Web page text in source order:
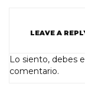
LEAVE A
Lo siento, debes
comentario.